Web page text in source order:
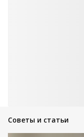
Советы и статьи